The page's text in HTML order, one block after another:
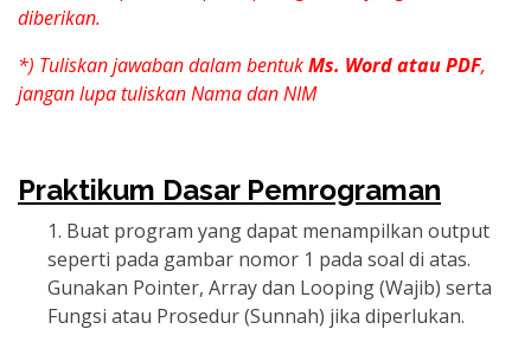
diberikan.
*) Tuliskan jawaban dalam bentukMs. Word atau PDF,
jangan lupa tuliskan Nama dan NIM
Praktikum Dasar Pemrograman
1. Buat program yang dapat menampilkan output
seperti pada gambar nomor 1 pada soal di atas.
Gunakan Pointer, Array dan Looping (Wajib) serta
Fungsi atau Prosedur (Sunnah) jika diperlukan.